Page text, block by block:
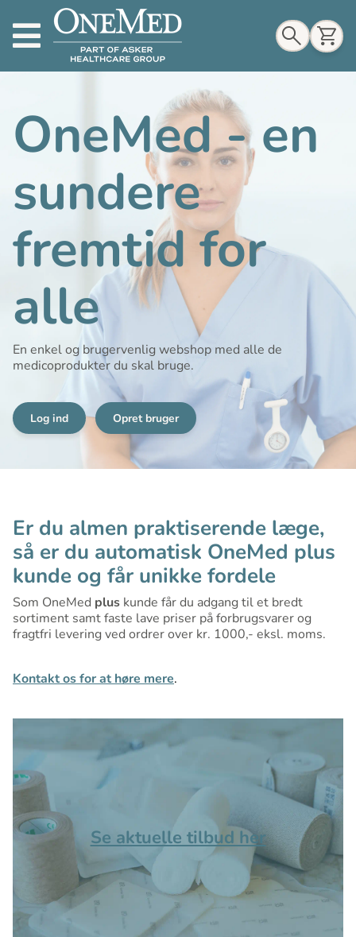
Indkøbskurv
Til indkøbskurv
Gå til kassen
OneMed - en
sundere
fremtid for
alle
En enkel og brugervenlig webshop med alle de
medicoprodukter du skal bruge.
Log ind Opret bruger
Er du almen praktiserende læge,
så er du automatisk OneMed plus
kunde og får unikke fordele
Som OneMed plus kunde får du adgang til et bredt
sortiment samt faste lave priser på forbrugsvarer og
fragtfri levering ved ordrer over kr. 1000,- eksl. moms.
Kontakt os for at høre mere.
Se aktuelle tilbud her